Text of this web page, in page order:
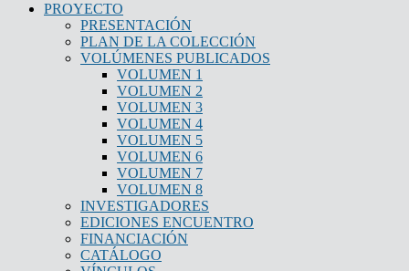
PROYECTO
PRESENTACIÓN
PLAN DE LA COLECCIÓN
VOLÚMENES PUBLICADOS
VOLUMEN 1
VOLUMEN 2
VOLUMEN 3
VOLUMEN 4
VOLUMEN 5
VOLUMEN 6
VOLUMEN 7
VOLUMEN 8
INVESTIGADORES
EDICIONES ENCUENTRO
FINANCIACIÓN
CATÁLOGO